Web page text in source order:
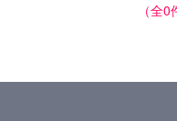
（全